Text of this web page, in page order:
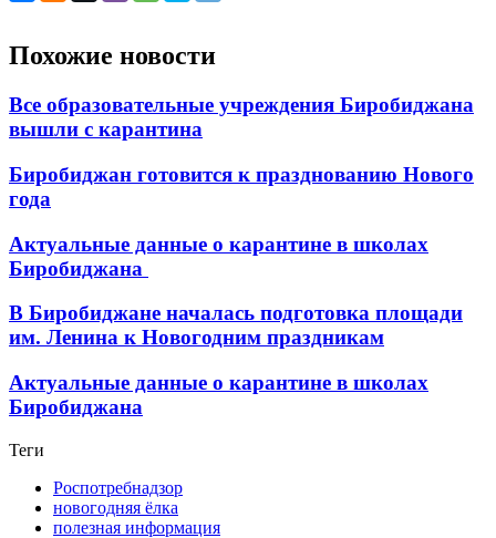
Похожие новости
Все образовательные учреждения Биробиджана
вышли с карантина
Биробиджан готовится к празднованию Нового
года
Актуальные данные о карантине в школах
Биробиджана
В Биробиджане началась подготовка площади
им. Ленина к Новогодним праздникам
Актуальные данные о карантине в школах
Биробиджана
Теги
Роспотребнадзор
новогодняя ёлка
полезная информация